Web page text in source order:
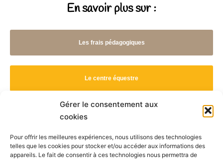
Gérer le consentement aux
cookies
Pour offrir les meilleures expériences, nous utilisons des technologies
telles que les cookies pour stocker et/ou accéder aux informations des
appareils. Le fait de consentir à ces technologies nous permettra de
En savoir plus sur :
Les frais pédagogiques
Le centre équestre
L'exploitation agricole